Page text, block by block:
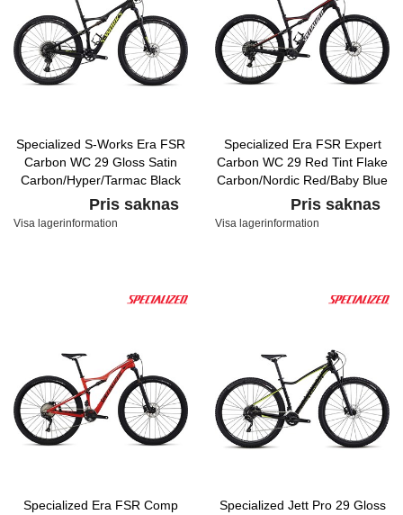
Specialized S-Works Era FSR
Carbon WC 29 Gloss Satin
Carbon/Hyper/Tarmac Black
Pris saknas
Visa lagerinformation
Specialized Era FSR Expert
Carbon WC 29 Red Tint Flake
Carbon/Nordic Red/Baby Blue
Pris saknas
Visa lagerinformation
Specialized Era FSR Comp
Specialized Jett Pro 29 Gloss